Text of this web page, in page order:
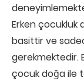
Erken çocukluk
basittir ve
gerekmektedir.
çocuk doğa ile